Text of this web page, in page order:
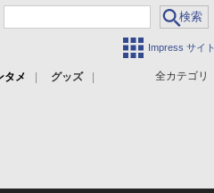
Impress サイト
全カテゴリ
タメ
グッズ